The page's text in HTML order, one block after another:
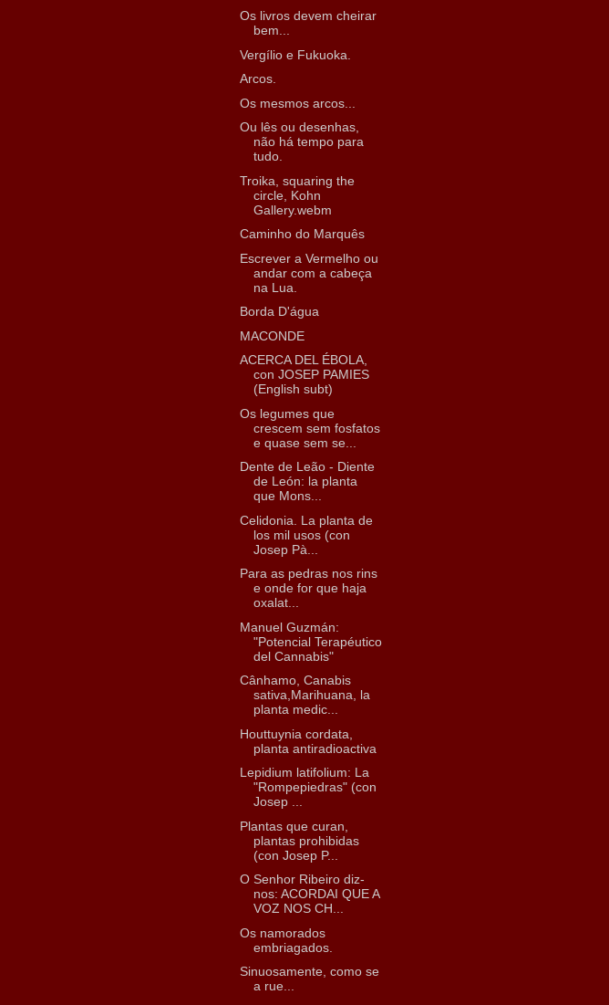
Os livros devem cheirar
bem...
Vergílio e Fukuoka.
Arcos.
Os mesmos arcos...
Ou lês ou desenhas,
não há tempo para
tudo.
Troika, squaring the
circle, Kohn
Gallery.webm
Caminho do Marquês
Escrever a Vermelho ou
andar com a cabeça
na Lua.
Borda D'água
MACONDE
ACERCA DEL ÉBOLA,
con JOSEP PAMIES
(English subt)
Os legumes que
crescem sem fosfatos
e quase sem se...
Dente de Leão - Diente
de León: la planta
que Mons...
Celidonia. La planta de
los mil usos (con
Josep Pà...
Para as pedras nos rins
e onde for que haja
oxalat...
Manuel Guzmán:
"Potencial Terapéutico
del Cannabis"
Cânhamo, Canabis
sativa,Marihuana, la
planta medic...
Houttuynia cordata,
planta antiradioactiva
Lepidium latifolium: La
"Rompepiedras" (con
Josep ...
Plantas que curan,
plantas prohibidas
(con Josep P...
O Senhor Ribeiro diz-
nos: ACORDAI QUE A
VOZ NOS CH...
Os namorados
embriagados.
Sinuosamente, como se
a rue...